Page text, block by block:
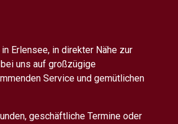
Erlensee, in direkter Nähe zur
uns auf großzügige
Service und gemütlichen
geschäftliche Termine oder